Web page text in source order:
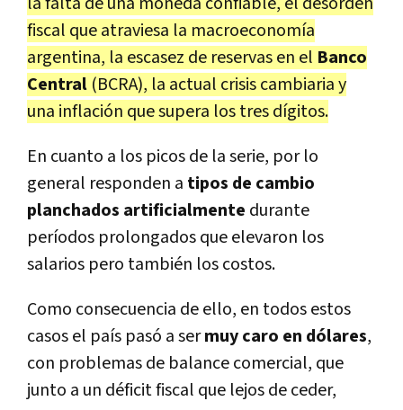
fiscal que atraviesa la macroeconomía
argentina, la escasez de reservas en el Banco
Central (BCRA), la actual crisis cambiaria y
una inflación que supera los tres dígitos.
En cuanto a los picos de la serie, por lo
general responden a tipos de cambio
planchados artificialmente durante
períodos prolongados que elevaron los
salarios pero también los costos.
Como consecuencia de ello, en todos estos
casos el país pasó a sermuy caro en dólares,
con problemas de balance comercial, que
junto a un déficit fiscal que lejos de ceder,